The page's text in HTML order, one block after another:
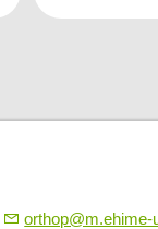
orthop@m.ehime-